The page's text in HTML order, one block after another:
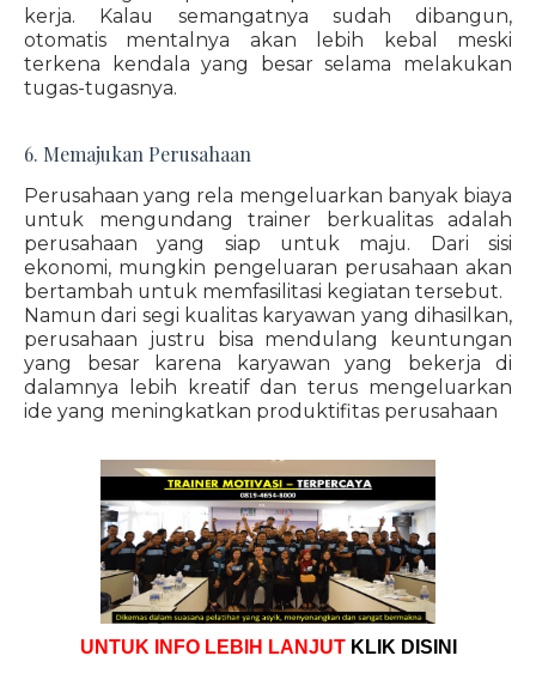
kerja. Kalau semangatnya sudah dibangun,
otomatis mentalnya akan lebih kebal meski
terkena kendala yang besar selama melakukan
tugas-tugasnya.
6. Memajukan Perusahaan
Perusahaan yang rela mengeluarkan banyak biaya
untuk mengundang trainer berkualitas adalah
perusahaan yang siap untuk maju. Dari sisi
ekonomi, mungkin pengeluaran perusahaan akan
bertambah untuk memfasilitasi kegiatan tersebut.
Namun dari segi kualitas karyawan yang dihasilkan,
perusahaan justru bisa mendulang keuntungan
yang besar karena karyawan yang bekerja di
dalamnya lebih kreatif dan terus mengeluarkan
ide yang meningkatkan produktifitas perusahaan
UNTUK INFO LEBIH LANJUT KLIK DISINI